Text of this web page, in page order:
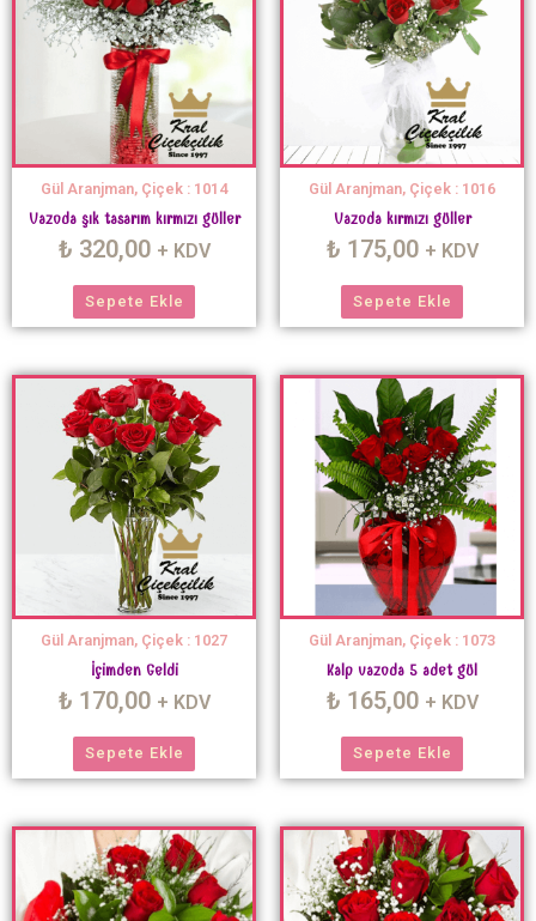
Gül Aranjman, Çiçek : 1014
Vazoda şık tasarım kırmızı güller
₺ 320,00 + KDV
Sepete Ekle
Gül Aranjman, Çiçek : 1016
Vazoda kırmızı güller
₺ 175,00 + KDV
Sepete Ekle
Gül Aranjman, Çiçek : 1027
İçimden Geldi
₺ 170,00 + KDV
Sepete Ekle
Gül Aranjman, Çiçek : 1073
Kalp vazoda 5 adet gül
₺ 165,00 + KDV
Sepete Ekle